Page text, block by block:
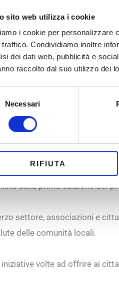
sito web utilizza i cookie
i cookie per personalizzare
traffico. Condividiamo inoltre
dei dati web, pubblicità e
raccolto dal suo utilizzo dei
Necessari
RIFIUTA
prettamente ai
loro possono nascere
del Comitato di
in
della seconda
di unaBussola dei Servizie
della prima edizione del
settore, associazioni e
delle comunità locali.
volte ad offrire ai